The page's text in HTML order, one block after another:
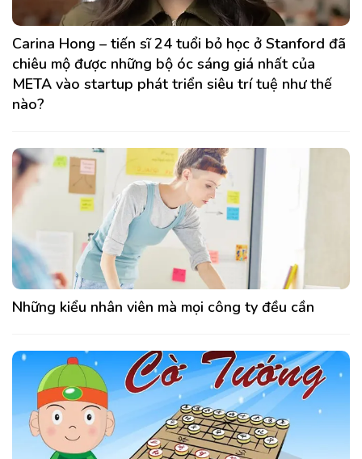
Carina Hong – tiến sĩ 24 tuổi bỏ học ở Stanford đã
chiêu mộ được những bộ óc sáng giá nhất của
META vào startup phát triển siêu trí tuệ như thế
nào?
Những kiểu nhân viên mà mọi công ty đều cần